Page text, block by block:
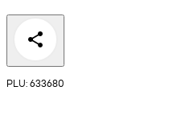
PLU: 633680